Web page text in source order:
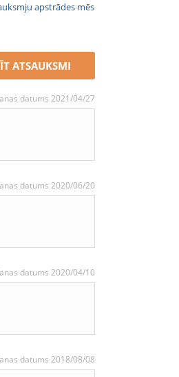
apstrādes mēs
ATSAUKSMI
datums 2021/04/27
datums 2020/06/20
datums 2020/04/10
datums 2018/08/08